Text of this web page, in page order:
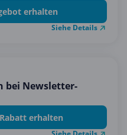
erhalten
Siehe Details
bei Newsletter-
erhalten